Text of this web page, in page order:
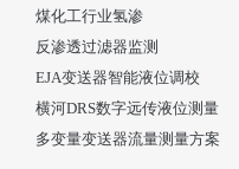
煤化工行业氢渗
反渗透过滤器监测
EJA变送器智能液位调校
横河DRS数字远传液位测量
多变量变送器流量测量方案